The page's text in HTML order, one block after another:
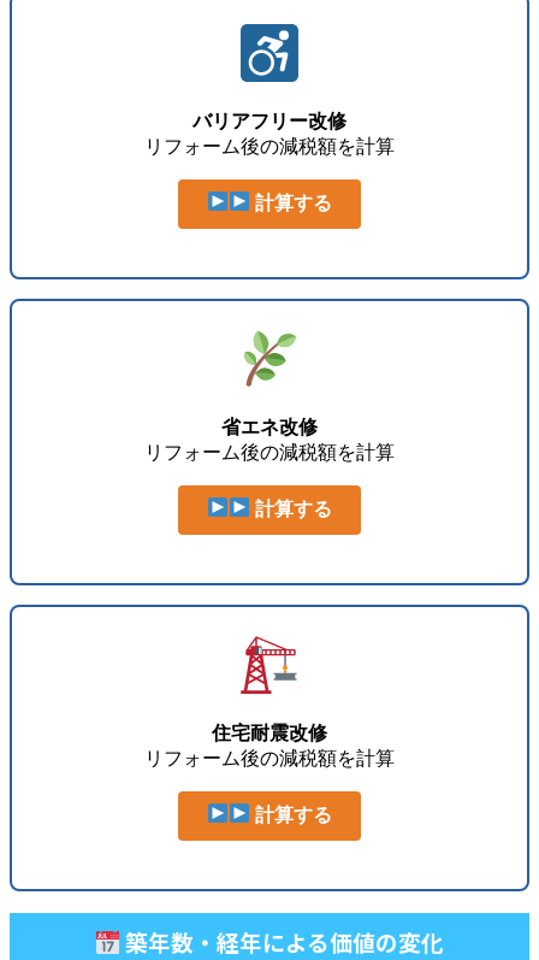
バリアフリー改修
リフォーム後の減税額を計算
計算する
省エネ改修
リフォーム後の減税額を計算
計算する
住宅耐震改修
リフォーム後の減税額を計算
計算する
築年数・経年による価値の変化